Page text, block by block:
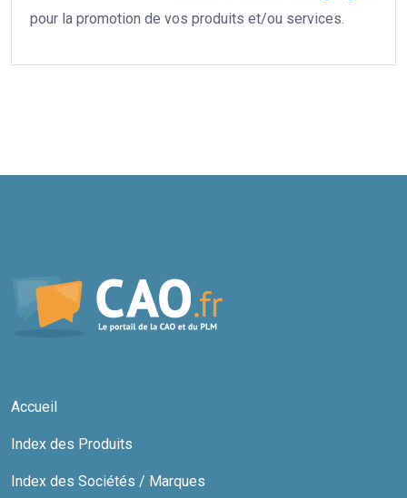
pour la promotion de vos produits et/ou services.
Accueil
Index des Produits
Index des Sociétés / Marques